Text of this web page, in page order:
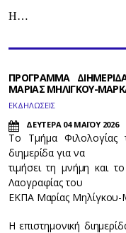
Η…
ΠΡΟΓΡΑΜΜΑ
ΜΑΡΙΑΣ ΜΗΛΙΓΚΟΥ-
ΕΚΔΗΛΩΣΕΙΣ
ΔΕΥΤΕΡΑ 04 ΜΑΪΟΥ 2026
Το Τμήμα Φιλολογίας
διημερίδα για να
τιμήσει τη μνήμη και
Λαογραφίας του
ΕΚΠΑ Μαρίας
Η επιστημονική